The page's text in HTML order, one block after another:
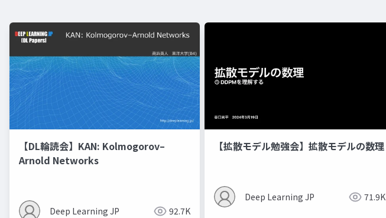
【DL輪読会】KAN: Kolmogorov–
Arnold Networks
Deep Learning JP 92.7K
【拡散モデル勉強会】拡散モデルの数理
Deep Learning JP 71.9K